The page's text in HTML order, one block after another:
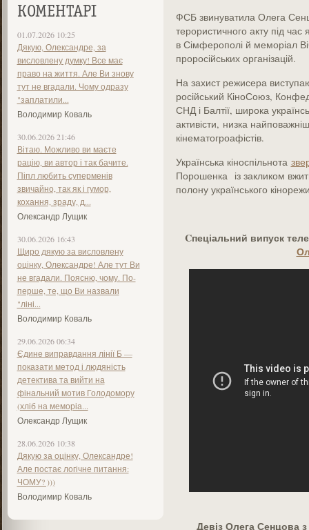
КОМЕНТАРІ
01.07.2026 10:25
Дякую, Олександре, за
висловлену думку! Все має
право на життя. Але Ви знову
тут не вгадали. Чому одразу
"заплатили...
Володимир Коваль
30.06.2026 21:46
Вітаю. Можливо ви маєте
рацію, ви автор і так бачите.
Піпл любить суперменів
звичайно, так як і гумор,
кохання, зраду, д...
Олександр Лущик
30.06.2026 16:43
Щиро дякую за висловлену
оцінку, Олександре! Але тут Ви
не вгадали. Поясню, чому. По-
перше, те, що Ви назвали
"ліні...
Володимир Коваль
29.06.2026 06:34
Єдине виправдання лінії Б —
показати метод і людяність
детектива та вийти на
фінальний мотив Голодомору
(хліб на меморіа...
Олександр Лущик
28.06.2026 10:38
Дякую за оцінку, Олександре!
Але постає логічне питання:
ЧОМУ? )))
Володимир Коваль
ФСБ звинуватила Олега
терористичного акту під час
в Сімферополі й меморіал
проросійських організацій.
На захист режисера
російський КіноСоюз,
СНД і Балтії, широка
активісти, низка
кінематогроафістів.
Українська кіноспільнота
Порошенка із закликом
полону українського
Cпеціальний випуск
Девіз Олега Сенцова